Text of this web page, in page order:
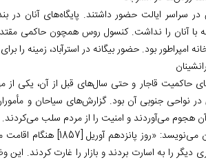
سراسر ایالت حضور داشتند. پایگاه‌های آنان در
با آنان را نداشت. کنسول روس همچون حاکمی
امپراطور بود. حضور بیگانه در استرآباد، زمینه را
حاکمیت قاجار و حتی سال‌های قبل از آن، یکی از
نواحی جنوبی آن بود. گزارش‌های سیاحان و
هجوم می‌آوردند و امنیت را از مردم سلب می‌کردند.
یکی از سیاحان
دیگر را به اسارت بردند و بازار را غارت کردند.